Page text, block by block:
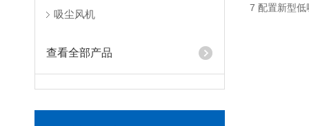
吸尘风机
查看全部产品
7 配置新型低